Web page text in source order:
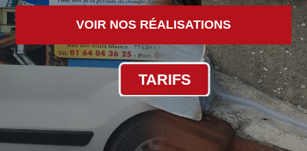
VOIR NOS RÉALISATIONS
TARIFS